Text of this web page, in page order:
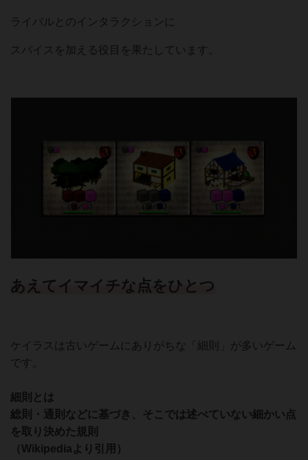
ライバルとのインタラクションに
スパイスを加える役目を果たしています。
あえてイマイチな点をひとつ
ケイラスは古いゲームにありがちな「細則」が多いゲーム
です。
細則とは
総則・通則などに基づき、そこでは述べていない細かい点
を取り決めた規則
（Wikipediaより引用）